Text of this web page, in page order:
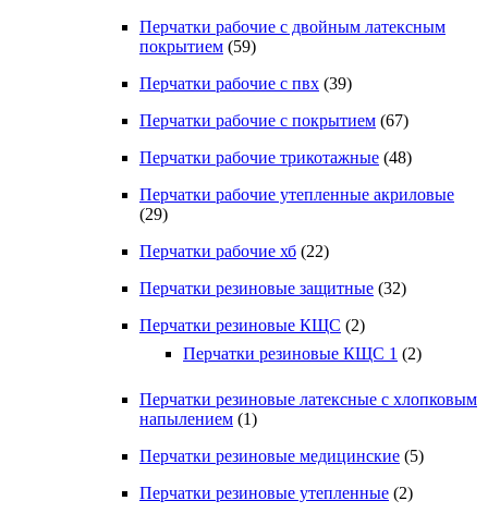
Перчатки рабочие с двойным латексным
покрытием (59)
Перчатки рабочие с пвх (39)
Перчатки рабочие с покрытием (67)
Перчатки рабочие трикотажные (48)
Перчатки рабочие утепленные акриловые
(29)
Перчатки рабочие хб (22)
Перчатки резиновые защитные (32)
Перчатки резиновые КЩС (2)
Перчатки резиновые КЩС 1 (2)
Перчатки резиновые латексные с хлопковым
напылением (1)
Перчатки резиновые медицинские (5)
Перчатки резиновые утепленные (2)